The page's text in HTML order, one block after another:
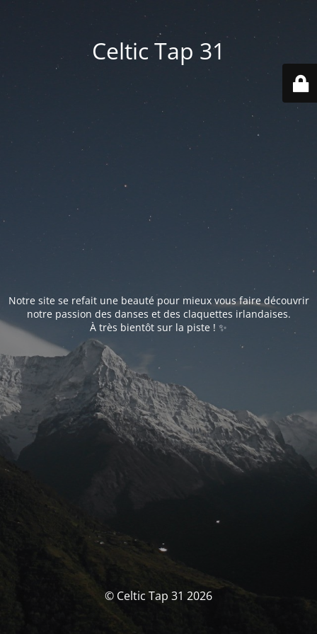
Celtic Tap 31
Notre site se refait une beauté pour mieux vous faire découvrir
notre passion des danses et des claquettes irlandaises.
À très bientôt sur la piste ! ✨
© Celtic Tap 31 2026